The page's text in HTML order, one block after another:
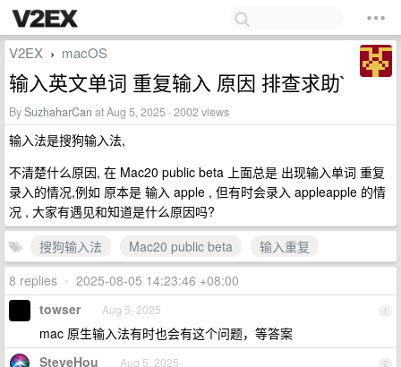
V2EX › macOS
输入英文单词 重复输入 原因 排查求助`
BySuzhaharCan at Aug 5, 2025 · 2002 views
输入法是搜狗输入法,
不清楚什么原因, 在 Mac20 public beta 上面总是 出现输入单词 重复
录入的情况,例如 原本是 输入 apple , 但有时会录入 appleapple 的情
况 , 大家有遇见和知道是什么原因吗?
搜狗输入法
Mac20 public beta
输入重复
8 replies • 2025-08-05 14:23:46 +08:00
1
towser Aug 5, 2025
mac 原生输入法有时也会有这个问题，等答案
2
SteveHou Aug 5, 2025